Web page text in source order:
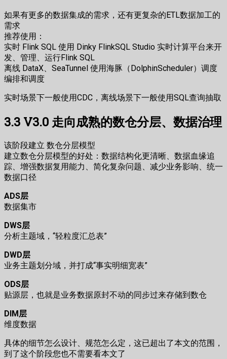
如果有更多的数据集成的需求，还有更复杂的ETL数据加工的
需求
推荐使用：
实时 Flink SQL 使用 Dinky FlinkSQL Studio 实时计算平台来开
发、管理、运行Flink SQL
离线 DataX、SeaTunnel 使用海豚（DolphinScheduler）调度
编排和调度
实时场景下一般使用CDC，离线场景下一般使用SQL查询抽取
3.3 V3.0 走向成熟的数仓分层、数据治理
该阶段建立 数仓分层模型
建立数仓分层模型的好处：数据结构化更清晰、数据血缘追
踪、增强数据复用能力、简化复杂问题、减少业务影响、统一
数据口径
ADS层
数据集市
DWS层
分析主题域，“轻粒度汇总表”
DWD层
业务主题划分域，并打成“事实明细宽表”
ODS层
贴源层，也就是业务数据原封不动的同步过来存储到数仓
DIM层
维度数据
具体的细节怎么设计、规范怎么定，这已超出了本文的范围，
到了这个阶段您也不需要看本文了